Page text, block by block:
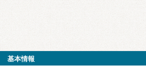
基本情報